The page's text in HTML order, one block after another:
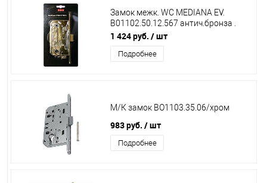
Замок межк. WС MEDIANA EV.
В01102.50.12.567 антич.бронза .
(инд.упак+В01000.13) арт. 25793
1 424 руб. / шт
Подробнее
М/К замок ВО1103.35.06/хром
983 руб. / шт
Подробнее